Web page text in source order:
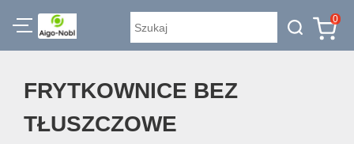
0
FRYTKOWNICE BEZ
TŁUSZCZOWE